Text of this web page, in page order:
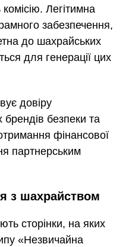
Легітимна
забезпечення,
до шахрайських
для генерації цих
довіру
брендів безпеки та
фінансової
партнерським
з шахрайством
сторінки, на яких
«Незвичайна